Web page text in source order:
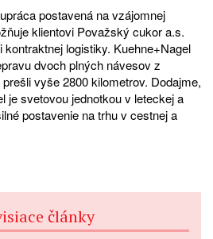
postavená na vzájomnej
klientovi Považský cukor a.s.
logistiky. Kuehne+Nagel
dvoch plných návesov z
vyše 2800 kilometrov. Dodajme,
je svetovou jednotkou v leteckej a
postavenie na trhu v cestnej a
články